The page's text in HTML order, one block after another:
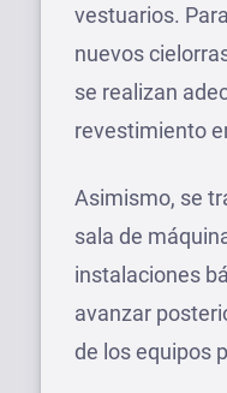
vestuarios.
nuevos
se realizan
revestimiento
Asimismo, se
sala de
instalaciones
avanzar
de los equipos